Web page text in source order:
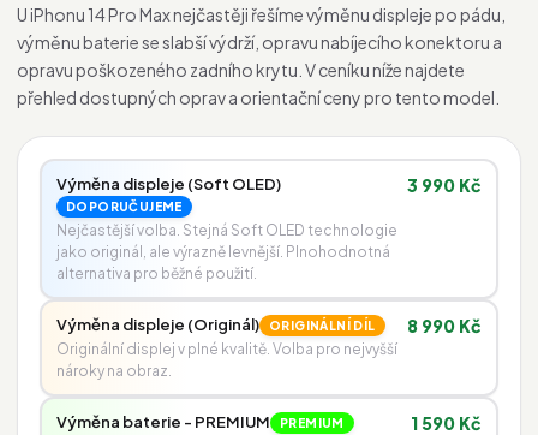
U iPhonu 14 Pro Max nejčastěji řešíme výměnu displeje po pádu,
výměnu baterie se slabší výdrží, opravu nabíjecího konektoru a
opravu poškozeného zadního krytu. V ceníku níže najdete
přehled dostupných oprav a orientační ceny pro tento model.
Výměna displeje (Soft OLED)
DOPORUČUJEME
Nejčastější volba. Stejná Soft OLED technologie
jako originál, ale výrazně levnější. Plnohodnotná
alternativa pro běžné použití.
3 990 Kč
Výměna displeje (Originál) ORIGINÁLNÍ DÍL
Originální displej v plné kvalitě. Volba pro nejvyšší
nároky na obraz.
8 990 Kč
Výměna baterie - PREMIUM PREMIUM 1 590 Kč